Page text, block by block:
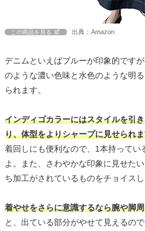
この商品を見る 出典：Amazon
デニムといえばブルーが印象的です
のような濃い色味と水色のような明
られます。
インディゴカラーにはスタイルを引
り、体型をよりシャープに見せられ
着回しにも便利なので、1本持ってい
よ。また、さわやかな印象に見せた
ち加工がされているものをチョイスし
着やせをさらに意識するなら腕や脚
と、出ている部分がやせて見えるの